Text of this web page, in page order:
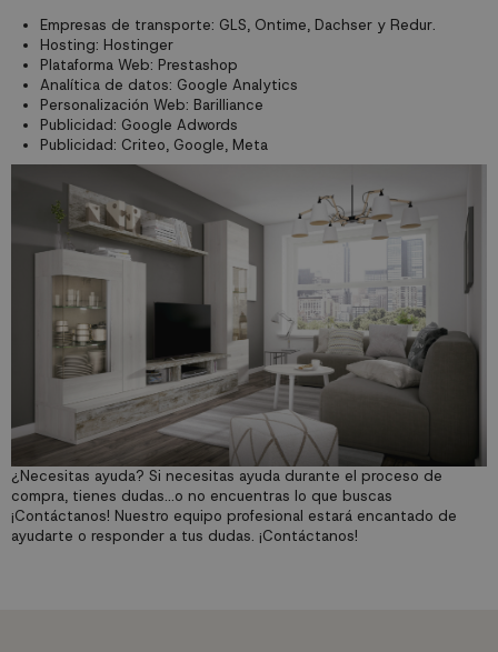
Empresas de transporte: GLS, Ontime, Dachser y Redur.
Hosting: Hostinger
Plataforma Web: Prestashop
Analítica de datos: Google Analytics
Personalización Web: Barilliance
Publicidad: Google Adwords
Publicidad: Criteo, Google, Meta
¿Necesitas ayuda? Si necesitas ayuda durante el proceso de
compra, tienes dudas...o no encuentras lo que buscas
¡Contáctanos! Nuestro equipo profesional estará encantado de
ayudarte o responder a tus dudas. ¡Contáctanos!